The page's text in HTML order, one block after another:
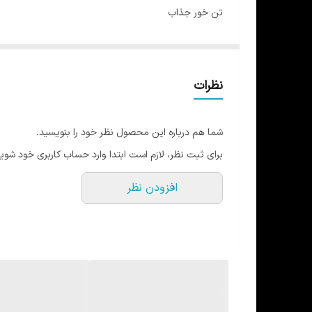
تن خور جذاب
ضد حساسیت
مقاوم در برابر شستشو
در ۳ رنگ ۵ سایز
نظرات
شما هم درباره این محصول نظر خود را بنویسید.
برای ثبت نظر، لازم است ابتدا وارد حساب کاربری خود
افزودن نظر